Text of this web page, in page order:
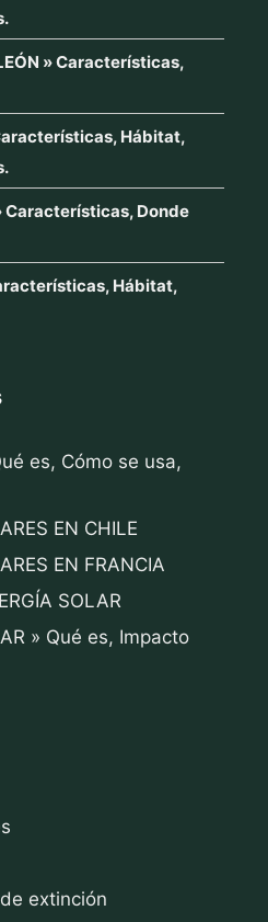
» Características,
Hábitat,
Características, Donde
Hábitat,
es, Cómo se usa,
EN CHILE
EN FRANCIA
SOLAR
» Qué es, Impacto
extinción